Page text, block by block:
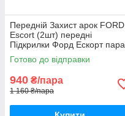
Передній Захист арок FORD
Escort (2шт) передні
Підкрилки Форд Ескорт пара
передніх
Готово до відправки
940 ₴/пара
1 160 ₴/пара